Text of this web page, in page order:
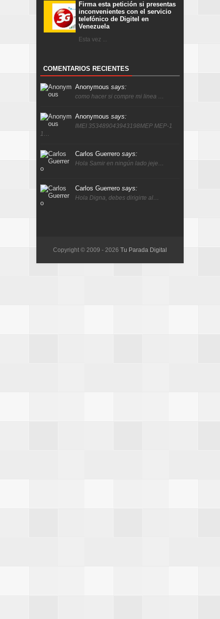
Firma esta petición si presentas
inconvenientes con el servicio
telefónico de Digitel en
Venezuela
Esta vez ...
COMENTARIOS RECIENTES
Anonymous says:
como hacer si compre mi linea …
Anonymous says:
IMEI 353489043943198MEP MEP-1
1…
Carlos Guerrero says:
Hola Samir en ningún lado jeje…
Carlos Guerrero says:
Hola Digna, debes dirigirte al…
Copyright © 2009 - 2026 Tu Parada Digital